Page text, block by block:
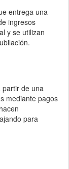
entrega una
ingresos
y se utilizan
partir de una
mediante pagos
para